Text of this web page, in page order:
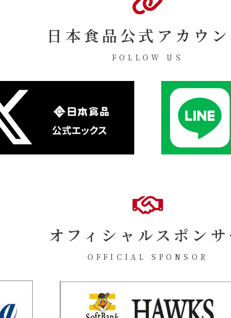
日本食品公式アカウン
FOLLOW US
オフィシャルスポンサ
OFFICIAL SPONSOR